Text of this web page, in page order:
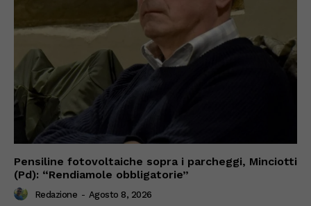
Pensiline fotovoltaiche sopra i parcheggi, Minciotti
(Pd): “Rendiamole obbligatorie”
Redazione - Agosto 8, 2026